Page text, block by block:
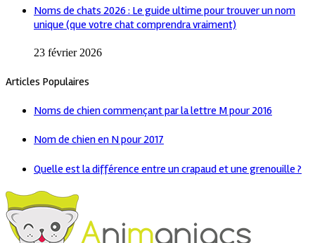
Noms de chats 2026 : Le guide ultime pour trouver un nom
unique (que votre chat comprendra vraiment)
23 février 2026
Articles Populaires
Noms de chien commençant par la lettre M pour 2016
Nom de chien en N pour 2017
Quelle est la différence entre un crapaud et une grenouille ?